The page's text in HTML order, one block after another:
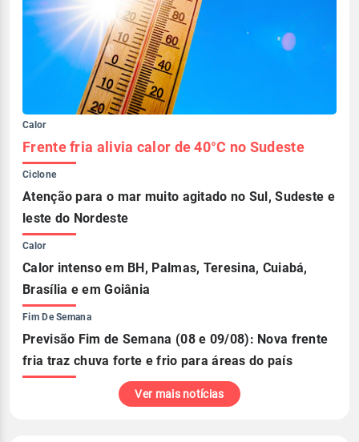
Calor
Frente fria alivia calor de 40°C no Sudeste
Ciclone
Atenção para o mar muito agitado no Sul, Sudeste e
leste do Nordeste
Calor
Calor intenso em BH, Palmas, Teresina, Cuiabá,
Brasília e em Goiânia
Fim De Semana
Previsão Fim de Semana (08 e 09/08): Nova frente
fria traz chuva forte e frio para áreas do país
Ver mais notícias